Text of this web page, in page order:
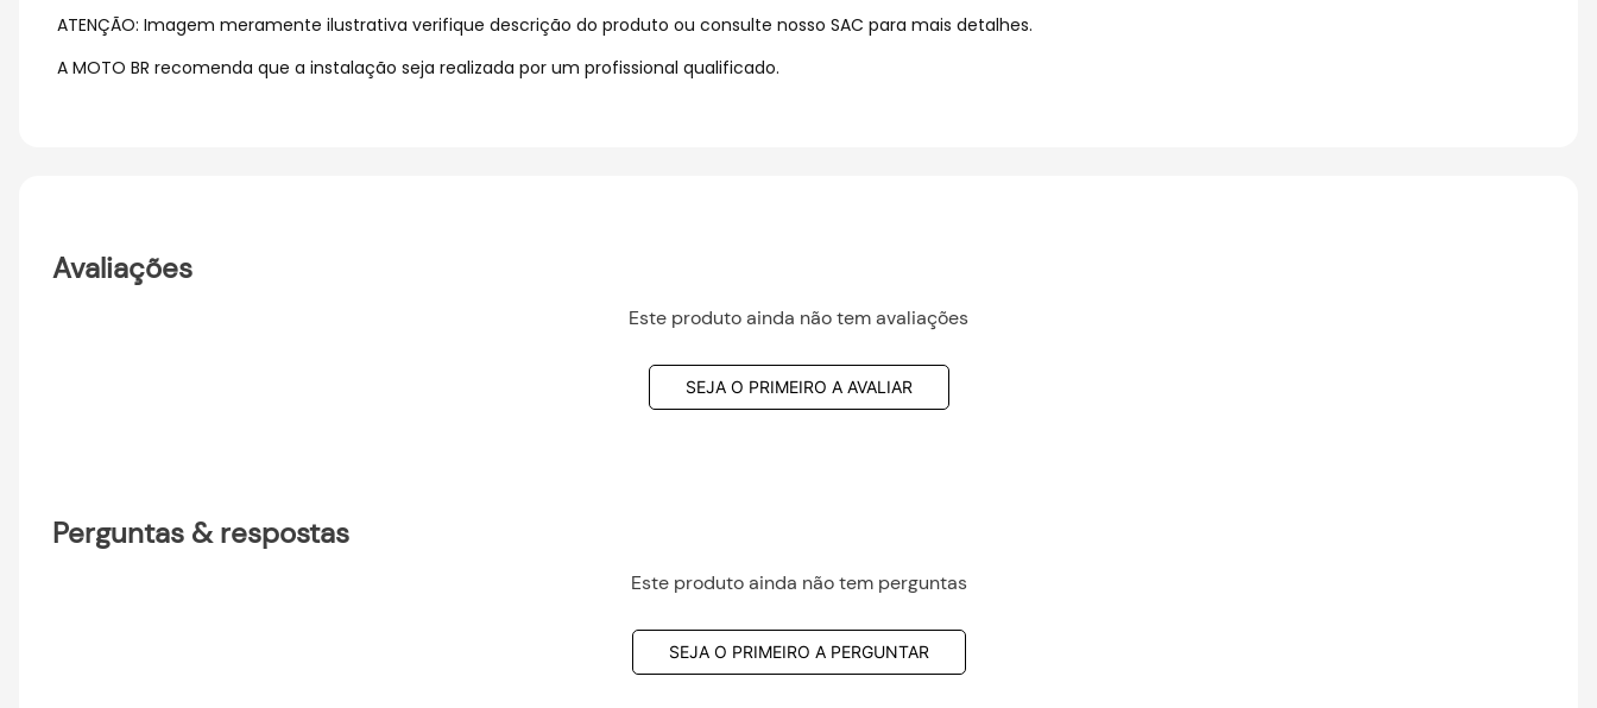
ATENÇÃO: Imagem meramente ilustrativa verifique descrição do produto ou consulte nosso SAC para mais detalhes.
A MOTO BR recomenda que a instalação seja realizada por um profissional qualificado.
Avaliações
Este produto ainda não tem avaliações
SEJA O PRIMEIRO A AVALIAR
Perguntas & respostas
Este produto ainda não tem perguntas
SEJA O PRIMEIRO A PERGUNTAR